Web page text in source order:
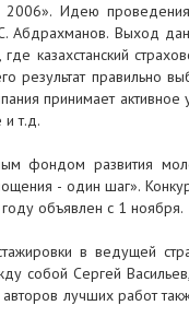
2006». Идею
Выход
казахстанский
результат правильно
принимает активное
и т.д.
фондом развития
- один шаг».
объявлен с 1 ноября.
в ведущей
собой Сергей
лучших работ